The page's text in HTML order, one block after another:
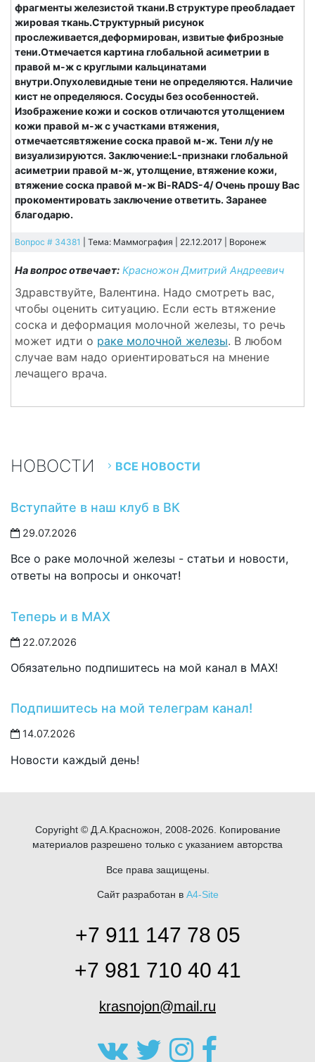
фрагменты железистой ткани.В структуре преобладает
жировая ткань.Структурный рисунок
прослеживается,деформирован, извитые фиброзные
тени.Отмечается картина глобальной асиметрии в
правой м-ж с круглыми кальцинатами
внутри.Опухолевидные тени не определяются. Наличие
кист не определяюся. Сосуды без особенностей.
Изображение кожи и сосков отличаются утолщением
кожи правой м-ж с участками втяжения,
отмечаетсявтяжение соска правой м-ж. Тени л/у не
визуализируются. Заключение:L-признаки глобальной
асиметрии правой м-ж, утолщение, втяжение кожи,
втяжение соска правой м-ж Bi-RADS-4/ Очень прошу Вас
прокоментировать заключение ответить. Заранее
благодарю.
Вопрос # 34381 | Тема: Маммография | 22.12.2017 | Воронеж
На вопрос отвечает: Красножон Дмитрий Андреевич
Здравствуйте, Валентина. Надо смотреть вас,
чтобы оценить ситуацию. Если есть втяжение
соска и деформация молочной железы, то речь
может идти о раке молочной железы. В любом
случае вам надо ориентироваться на мнение
лечащего врача.
НОВОСТИ ВСЕ НОВОСТИ
Вступайте в наш клуб в ВК
29.07.2026
Все о раке молочной железы - статьи и новости,
ответы на вопросы и онкочат!
Теперь и в MAX
22.07.2026
Обязательно подпишитесь на мой канал в MAX!
Подпишитесь на мой телеграм канал!
14.07.2026
Новости каждый день!
Copyright © Д.А.Красножон, 2008-2026. Копирование
материалов разрешено только с указанием авторства
Все права защищены.
Сайт разработан в A4-Site
+7 911 147 78 05
+7 981 710 40 41
krasnojon@mail.ru